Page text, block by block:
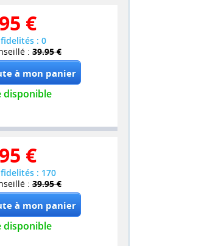
€
: 0
: 39.95 €
disponible
€
: 170
: 39.95 €
disponible